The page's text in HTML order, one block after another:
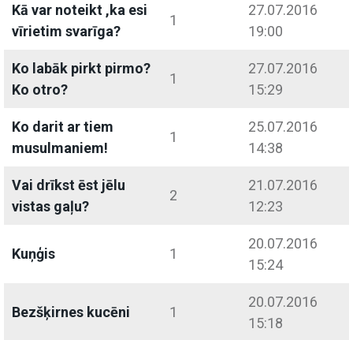
Kā var noteikt ,ka esi
vīrietim svarīga?
1
27.07.2016
19:00
Ko labāk pirkt pirmo?
Ko otro?
1
27.07.2016
15:29
Ko darit ar tiem
musulmaniem!
1
25.07.2016
14:38
Vai drīkst ēst jēlu
vistas gaļu?
2
21.07.2016
12:23
Kuņģis 1
20.07.2016
15:24
Bezšķirnes kucēni 1
20.07.2016
15:18